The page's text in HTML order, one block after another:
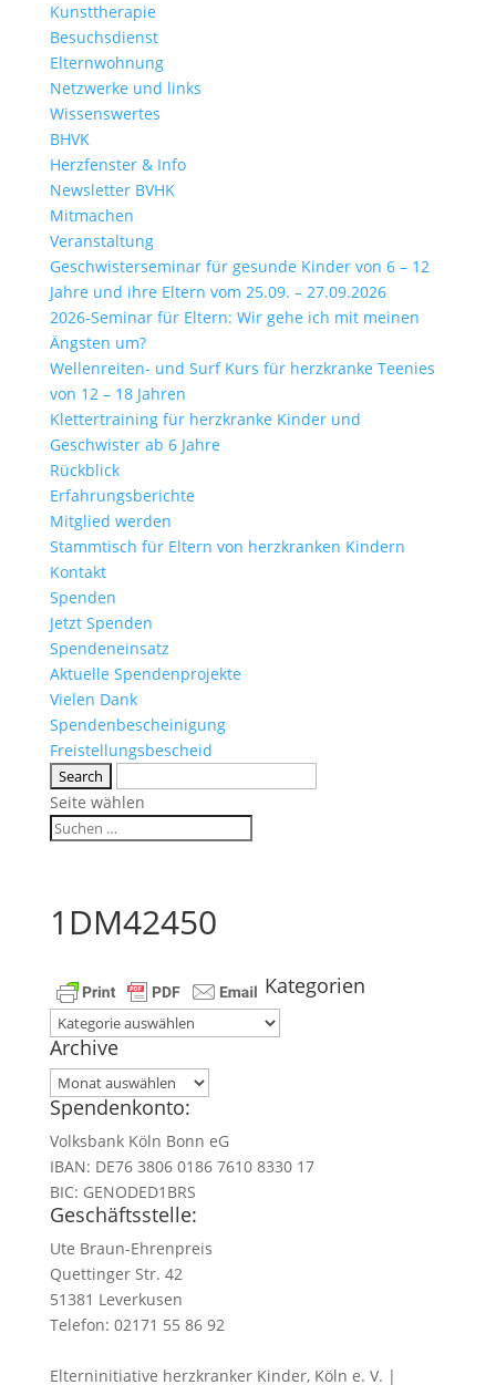
Kunsttherapie
Besuchsdienst
Elternwohnung
Netzwerke und links
Wissenswertes
BHVK
Herzfenster & Info
Newsletter BVHK
Mitmachen
Veranstaltung
Geschwisterseminar für gesunde Kinder von 6 – 12
Jahre und ihre Eltern vom 25.09. – 27.09.2026
2026-Seminar für Eltern: Wir gehe ich mit meinen
Ängsten um?
Wellenreiten- und Surf Kurs für herzkranke Teenies
von 12 – 18 Jahren
Klettertraining für herzkranke Kinder und
Geschwister ab 6 Jahre
Rückblick
Erfahrungsberichte
Mitglied werden
Stammtisch für Eltern von herzkranken Kindern
Kontakt
Spenden
Jetzt Spenden
Spendeneinsatz
Aktuelle Spendenprojekte
Vielen Dank
Spendenbescheinigung
Freistellungsbescheid
Seite wählen
1DM42450
Kategorien
Kategorien
Archive
Archive
Spendenkonto:
Volksbank Köln Bonn eG
IBAN: DE76 3806 0186 7610 8330 17
BIC: GENODED1BRS
Geschäftsstelle:
Ute Braun-Ehrenpreis
Quettinger Str. 42
51381 Leverkusen
Telefon: 02171 55 86 92
Elterninitiative herzkranker Kinder, Köln e. V. |